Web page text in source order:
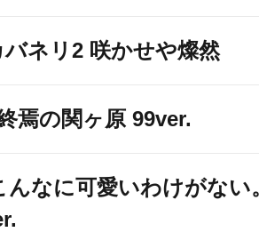
ネリ2 咲かせや燦然
焉の関ヶ原 99ver.
んなに可愛いわけがない